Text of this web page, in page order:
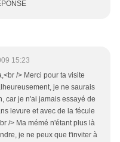
15:23
/> Merci pour ta visite
je ne saurais
car je n'ai jamais essayé de
levure et avec de la fécule
/> Ma mémé n'étant plus là
je ne peux que t'inviter à